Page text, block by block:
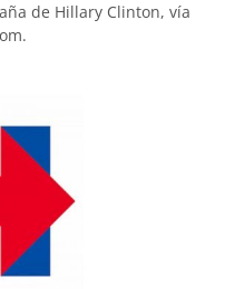
de Hillary Clinton, vía